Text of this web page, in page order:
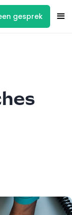
gesprek